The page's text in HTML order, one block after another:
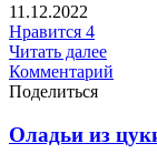
11.12.2022
Нравится 4
Читать далее
Комментарий
Поделиться
Оладьи из